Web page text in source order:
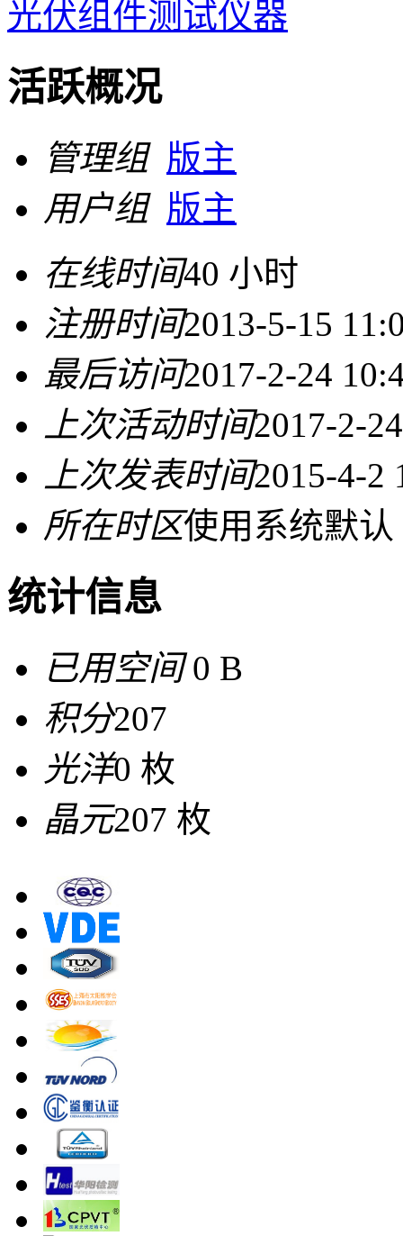
光伏组件测试仪器
活跃概况
管理组 版主
用户组 版主
在线时间40 小时
注册时间2013-5-15
最后访问2017-2-24
上次活动时间2017-2-
上次发表时间2015-4-2
所在时区使用系统默认
统计信息
已用空间0 B
积分207
光洋0 枚
晶元207 枚